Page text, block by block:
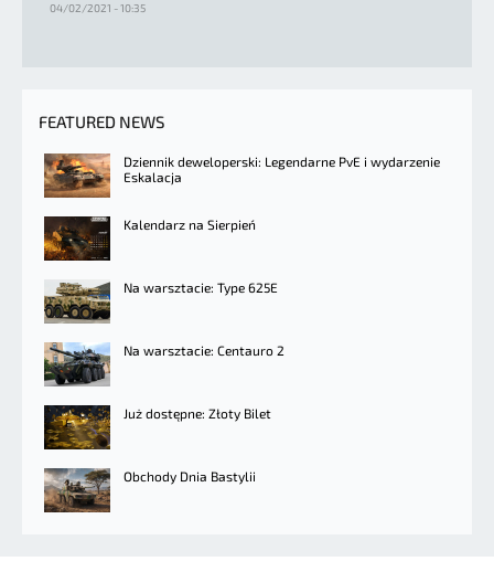
04/02/2021 - 10:35
FEATURED NEWS
Dziennik deweloperski: Legendarne PvE i wydarzenie
Eskalacja
Kalendarz na Sierpień
Na warsztacie: Type 625E
Na warsztacie: Centauro 2
Już dostępne: Złoty Bilet
Obchody Dnia Bastylii